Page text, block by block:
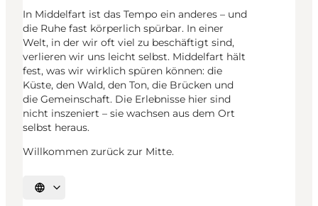
In Middelfart ist das Tempo ein anderes – und
die Ruhe fast körperlich spürbar. In einer
Welt, in der wir oft viel zu beschäftigt sind,
verlieren wir uns leicht selbst. Middelfart hält
fest, was wir wirklich spüren können: die
Küste, den Wald, den Ton, die Brücken und
die Gemeinschaft. Die Erlebnisse hier sind
nicht inszeniert – sie wachsen aus dem Ort
selbst heraus.
Willkommen zurück zur Mitte.
Sprache auswählen